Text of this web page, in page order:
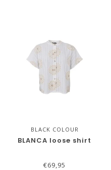
BLACK COLOUR
BLANCA loose shirt
€69,95